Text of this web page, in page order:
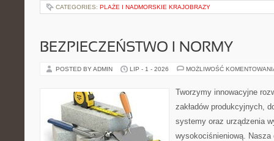
CATEGORIES: PLAŻE I NADMORSKIE KRAJOBRAZY
BEZPIECZEŃSTWO I NORMY
POSTED BY ADMIN LIP - 1 - 2026 MOŻLIWOŚĆ
Tworzymy innowacyjne
zakładów produkcyjnych,
systemy oraz urządzenia
wysokociśnieniową. Nasza